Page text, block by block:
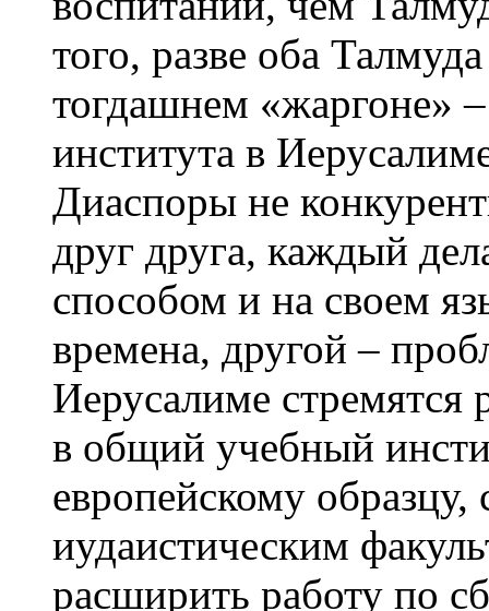
того, разве оба
тогдашнем «жаргоне»
института в
Диаспоры не
друг друга, каждый
способом и на своем
времена, другой –
Иерусалиме стремятся
в общий учебный
европейскому
иудаистическим
расширить работу по